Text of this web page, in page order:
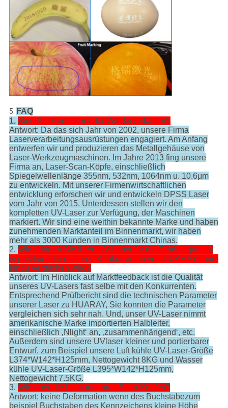
5.
FAQ
1. Sind Sie Hersteller oder Wiederverkäufer?
Antwort: Da das sich Jahr von 2002, unsere Firma
Laserverarbeitungsausrüstungen engagiert. Am Anfang
entwerfen wir und produzieren das Metallgehäuse von
Laser-Werkzeugmaschinen. Im Jahre 2013 fing unsere
Firma an, Laser-Scan-Köpfe, einschließlich
Spiegelwellenlänge 355nm, 532nm, 1064nm u. 10.6μm
zu entwickeln. Mit unserer Firmenwirtschaftlichen
entwicklung erforschen wir und entwickeln DPSS Laser
vom Jahr von 2015. Unterdessen stellen wir den
kompletten UV-Laser zur Verfügung, der Maschinen
markiert. Wir sind eine weithin bekannte Marke und haben
zunehmenden Marktanteil im Binnenmarkt, wir haben
mehr als 3000 Kunden in Binnenmarkt Chinas.
2. Wie bringen Sie Ihren UV-Laser für die Produktqualität
in position, die mit Ihren Konkurrenten von HUARAY, Inno,
Inngu verglichen wird?
Antwort: Im Hinblick auf Marktfeedback ist die Qualität
unseres UV-Lasers fast selbe mit den Konkurrenten.
Entsprechend Prüfbericht sind die technischen Parameter
unserer Laser zu HUARAY, Sie konnten die Parameter
vergleichen sich sehr nah. Und, unser UV-Laser nimmt
amerikanische Marke importierten Halbleiter,
einschließlich ‚Nlight‘ an, ‚zusammenhängend‘, etc.
Außerdem sind unsere UVlaser kleiner und portierbarer
Entwurf, zum Beispiel unsere Luft kühle UV-Laser-Größe
L374*W142*H125mm, Nettogewicht 8KG und Wasser
kühle UV-Laser-Größe L395*W142*H125mm,
Nettogewicht 7.5KG.
3. Wie über die Leistung Ihres Scan-Kopfes?
Antwort: keine Deformation wenn des Buchstabezum
beispiel Buchstaben des Kennzeichens kleine Höhe